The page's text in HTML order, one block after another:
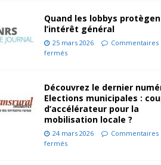
Quand les lobbys
l’intérêt général
25 mars 2026
Commentaires
fermés
Découvrez le dernier
Elections municipales :
d’accélérateur pour la
mobilisation locale ?
24 mars 2026
Commentaires
fermés